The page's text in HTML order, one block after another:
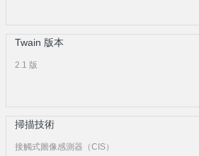
Twain 版本
2.1 版
掃描技術
接觸式圖像感測器（CIS）